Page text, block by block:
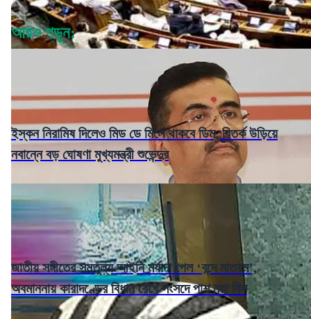
আরও পড়ুন:
ইস্কন নিরামিষ দিলেও মিড ডে মিলে থাকবে ডিম, বিতর্ক উড়িয়ে
নবান্নে বড় ঘোষণা মুখ্যমন্ত্রী শুভেন্দুর
জাতীয় সঙ্গীতের সমতুল্য আইনি মর্যাদা পেল ‘বন্দে মাতরম’,
অবমাননায় কারাদণ্ডের বিধান রেখে সংসদে পাশ নয়া বিল